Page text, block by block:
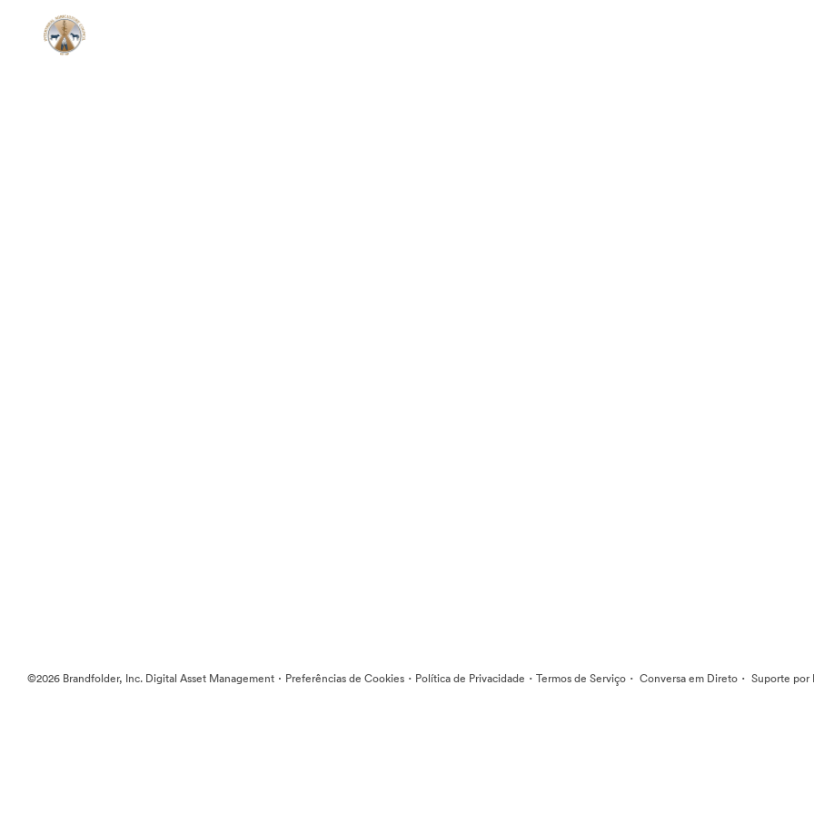
©2026 Brandfolder, Inc. Digital Asset Management · Preferências de Cookies · Política de Privacidade · Termos de Serviço · Conversa em Direto · Suporte por